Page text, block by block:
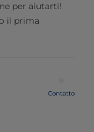
per aiutarti!
il prima
Contatto